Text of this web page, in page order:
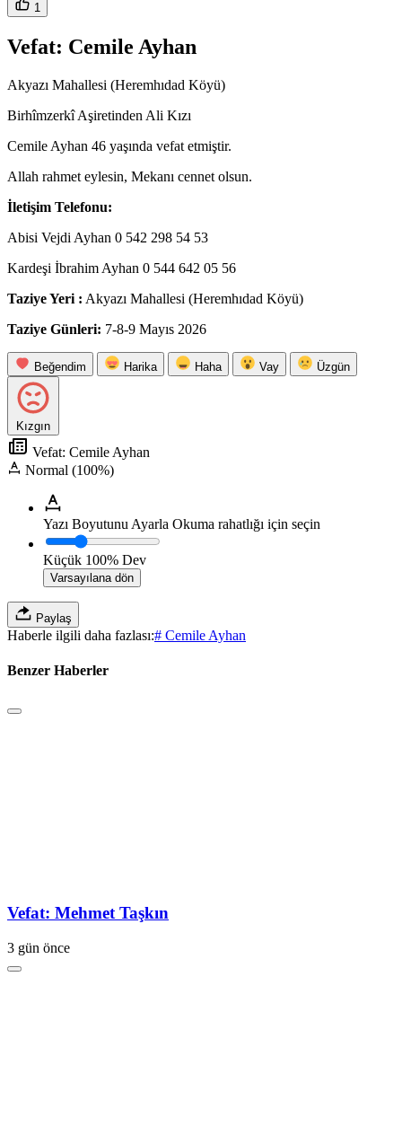
1
Vefat: Cemile Ayhan
Akyazı Mahallesi (Heremhıdad Köyü)
Birhîmzerkî Aşiretinden Ali Kızı
Cemile Ayhan 46 yaşında vefat etmiştir.
Allah rahmet eylesin, Mekanı cennet olsun.
İletişim Telefonu:
Abisi Vejdi Ayhan 0 542 298 54 53
Kardeşi İbrahim Ayhan 0 544 642 05 56
Taziye Yeri : Akyazı Mahallesi (Heremhıdad Köyü)
Taziye Günleri: 7-8-9 Mayıs 2026
Beğendim Harika Haha Vay Üzgün
Kızgın
Vefat: Cemile Ayhan
Normal (100%)
Yazı Boyutunu Ayarla Okuma rahatlığı için seçin
Küçük 100% Dev
Varsayılana dön
Paylaş
Haberle ilgili daha fazlası:# Cemile Ayhan
Benzer Haberler
Vefat: Mehmet Taşkın
3 gün önce